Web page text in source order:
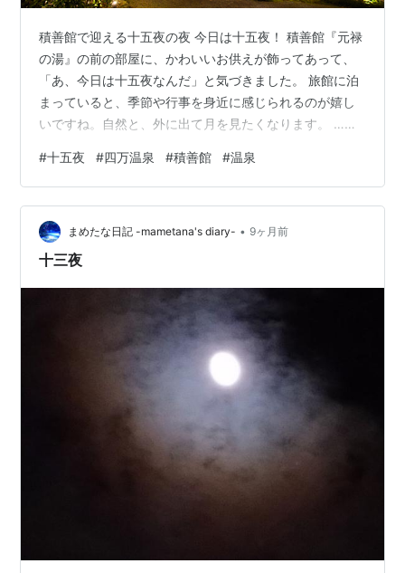
積善館で迎える十五夜の夜 今日は十五夜！ 積善館『元禄
の湯』の前の部屋に、かわいいお供えが飾ってあって、
「あ、今日は十五夜なんだ」と気づきました。 旅館に泊
まっていると、季節や行事を身近に感じられるのが嬉し
いですね。自然と、外に出て月を見たくなります。 …今
出てみると、やっぱり雲がかかっています。足湯に浸か
りながら空を見上げて待っていると… おっ、月が見えて
きた！風情、だだもれです(笑) 月見風呂ならぬ“月見足
湯”、最高の贅沢！ せっかくなので、赤い橋の方にも行っ
てみます。 わぁ…写真では伝えきれないけど、雲の衣を
#十五夜 #四万温泉 #積善館 #温泉
まめたな日記 -mametana's diary- • 9ヶ月前
十三夜